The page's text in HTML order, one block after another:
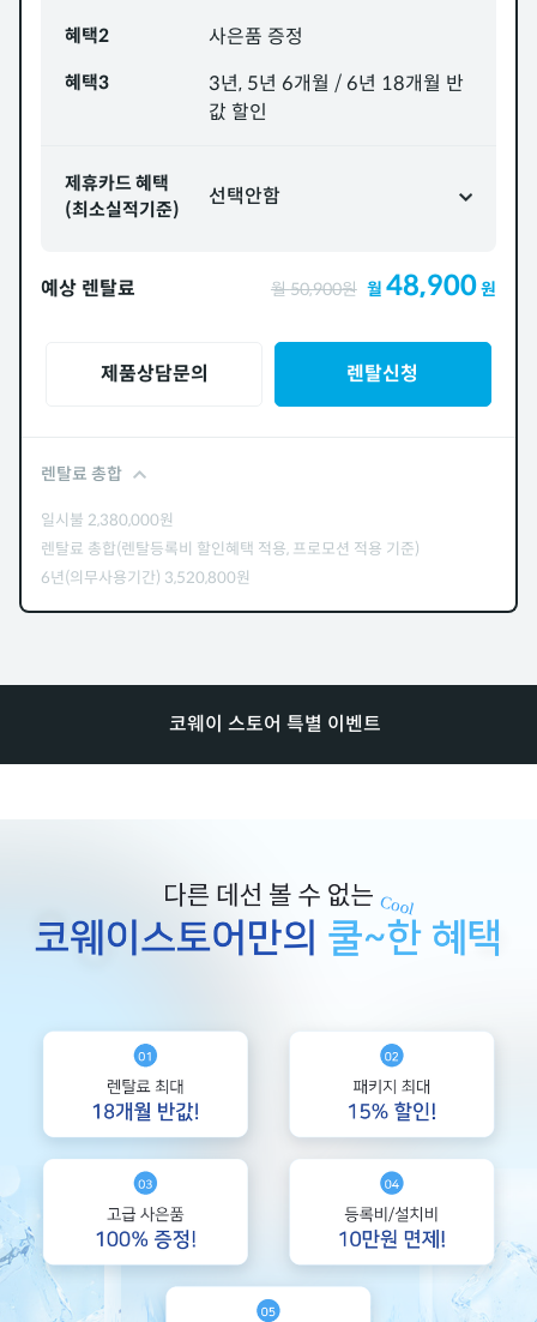
혜택2 사은품 증정
혜택3
3년, 5년 6개월 / 6년 18개월 반
값 할인
제휴카드 혜택
(최소실적기준)
선택안함
예상 렌탈료 월50,900원 월 48,900원
제품상담문의 렌탈신청
렌탈료 총합
일시불 2,380,000원
렌탈료 총합(렌탈등록비 할인혜택 적용, 프로모션 적용 기준)
6년(의무사용기간) 3,520,800원
코웨이 스토어 특별 이벤트